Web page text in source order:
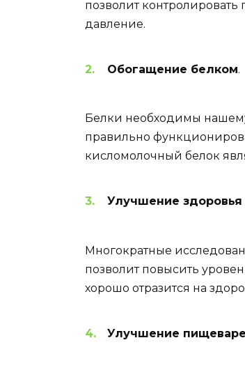
позволит
давление.
Обогащение белком.
Белки необходимы
правильно
кисломолочный белок
Улучшение здоровья
Многократные
позволит повысить
хорошо отразится на
Улучшение